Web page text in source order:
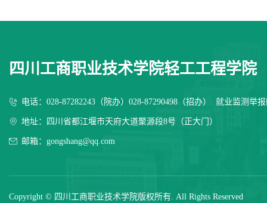
四川工商职业技术学院轻工工程学院
电话：028-87282243（院办）028-87290498（招办） 就业监测举报
地址：四川省都江堰市天府大道聚源段8号（正大门）
邮箱：gongshang@qq.com
Copyright © 四川工商职业技术学院版权所有. All Rights Reserved